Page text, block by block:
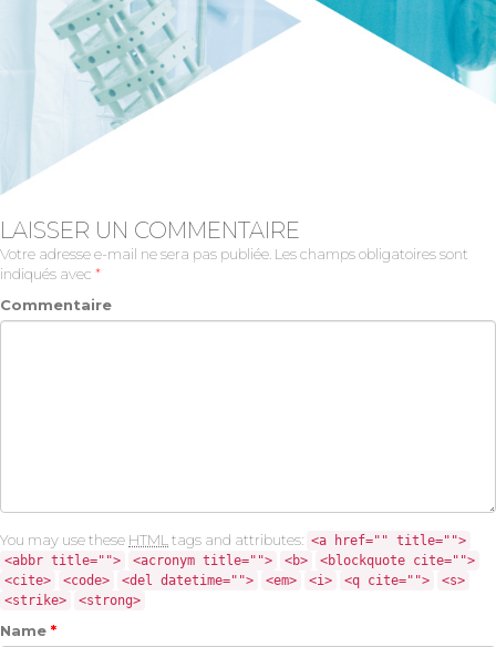
LAISSER UN COMMENTAIRE
Votre adresse e-mail ne sera pas publiée. Les champs obligatoires sont
indiqués avec *
Commentaire
You may use these HTML tags and attributes: <a href="" title="">
<abbr title="">
<acronym title=""> <b>
<blockquote cite="">
<cite>
<code> <del datetime=""> <em> <i> <q cite="">
<s>
<strike>
<strong>
Name *